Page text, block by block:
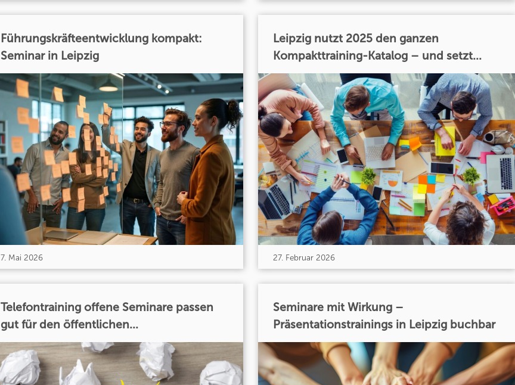
Führungskräfteentwicklung kompakt:
Seminar in Leipzig
7. Mai 2026
Telefontraining offene Seminare passen
gut für den öffentlichen...
Leipzig nutzt 2025 den ganzen
Kompakttraining-Katalog – und setzt...
27. Februar 2026
Seminare mit Wirkung –
Präsentationstrainings in Leipzig buchbar